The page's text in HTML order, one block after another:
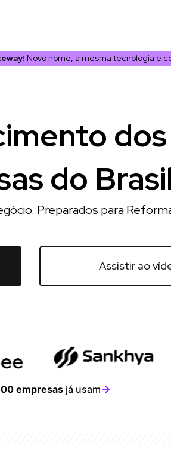
Novo nome, a mesma tecnologia e
do
Preparados para
Assistir ao
empresas já usam→